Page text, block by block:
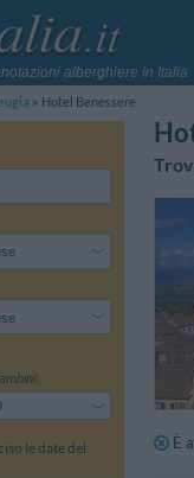
alberghiere in Italia
Hotel Benessere
le date del
È